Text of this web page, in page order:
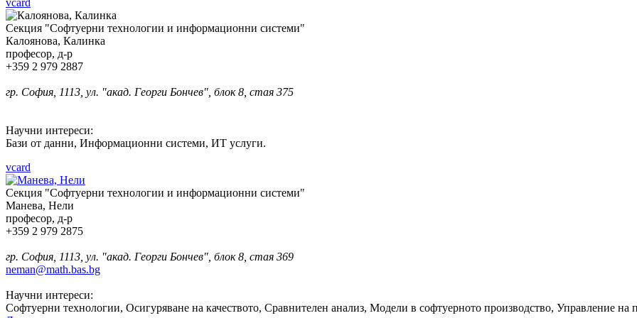
Секция "Софтуерни технологии и информационни системи"
Калоянова, Калинка
професор, д-р
+359 2 979 2887
гр. София, 1113, ул. "акад. Георги Бончев", блок 8, стая 375
Научни интереси:
Бази от данни, Информационни системи, ИТ услуги.
vcard
Секция "Софтуерни технологии и информационни системи"
Манева, Нели
професор, д-р
+359 2 979 2875
гр. София, 1113, ул. "акад. Георги Бончев", блок 8, стая 369
neman@math.bas.bg
Научни интереси:
Софтуерни технологии, Осигуряване на качеството, Сравнителен анализ, Модели в софтуерното производство, Управление на